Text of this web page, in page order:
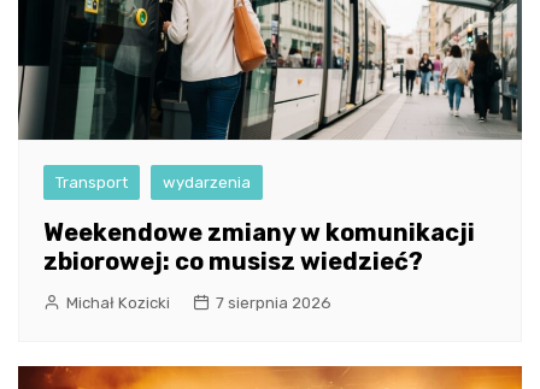
Transport wydarzenia
Weekendowe zmiany w komunikacji
zbiorowej: co musisz wiedzieć?
Michał Kozicki 7 sierpnia 2026